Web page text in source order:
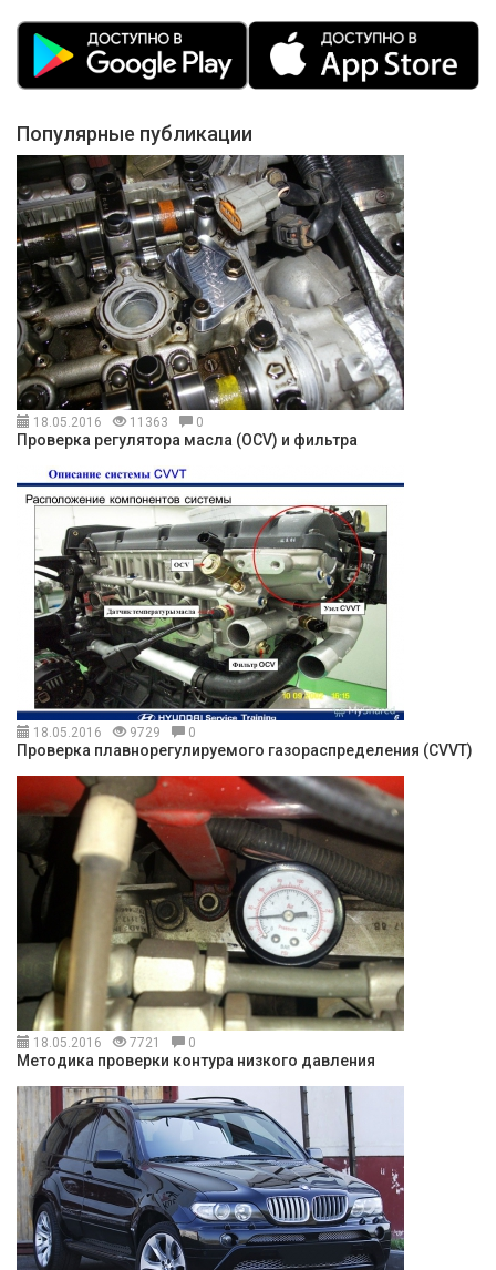
Популярные публикации
18.05.2016 11363 0
Проверка регулятора масла (OCV) и фильтра
18.05.2016 9729 0
Проверка плавнорегулируемого газораспределения (CVVT)
18.05.2016 7721 0
Методика проверки контура низкого давления